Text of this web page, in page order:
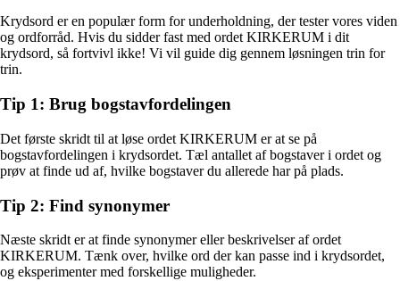
Krydsord er en populær form for underholdning, der tester vores viden
og ordforråd. Hvis du sidder fast med ordet KIRKERUM i dit
krydsord, så fortvivl ikke! Vi vil guide dig gennem løsningen trin for
trin.
Tip 1: Brug bogstavfordelingen
Det første skridt til at løse ordet KIRKERUM er at se på
bogstavfordelingen i krydsordet. Tæl antallet af bogstaver i ordet og
prøv at finde ud af, hvilke bogstaver du allerede har på plads.
Tip 2: Find synonymer
Næste skridt er at finde synonymer eller beskrivelser af ordet
KIRKERUM. Tænk over, hvilke ord der kan passe ind i krydsordet,
og eksperimenter med forskellige muligheder.